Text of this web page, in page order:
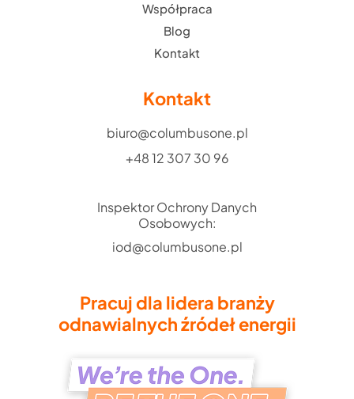
Współpraca
Blog
Kontakt
Kontakt
biuro@columbusone.pl
+48 12 307 30 96
Inspektor Ochrony Danych
Osobowych:
iod@columbusone.pl
Pracuj dla lidera branży
odnawialnych źródeł energii